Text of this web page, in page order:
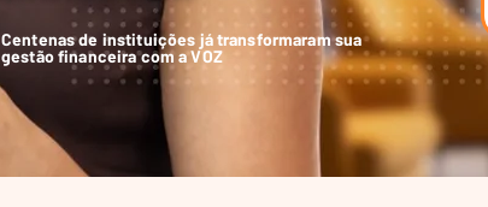
Centenas de instituições já transformaram sua
gestão financeira com a VOZ